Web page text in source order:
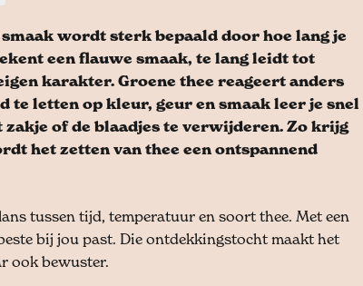
wordt sterk bepaald door hoe lang je
een flauwe smaak, te lang leidt tot
karakter. Groene thee reageert anders
te letten op kleur, geur en smaak leer je snel
of de blaadjes te verwijderen. Zo krijg
het zetten van thee een ontspannend
tussen tijd, temperatuur en soort thee. Met een
bij jou past. Die ontdekkingstocht maakt het
ook bewuster.